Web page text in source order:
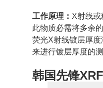
工作原理： X射线
此物质必需将多余
荧光X射线镀层厚
来进行镀层厚度的
韩国先锋